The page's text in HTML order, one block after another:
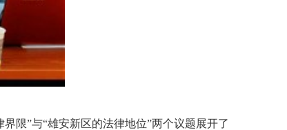
限”与“雄安新区的法律地位”两个议题展开了